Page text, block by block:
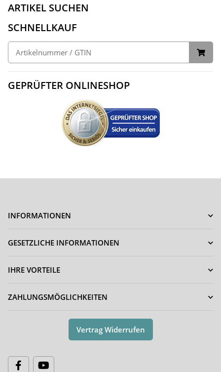
ARTIKEL SUCHEN
SCHNELLKAUF
GEPRÜFTER ONLINESHOP
INFORMATIONEN
GESETZLICHE INFORMATIONEN
IHRE VORTEILE
ZAHLUNGSMÖGLICHKEITEN
Vertrag Widerrufen